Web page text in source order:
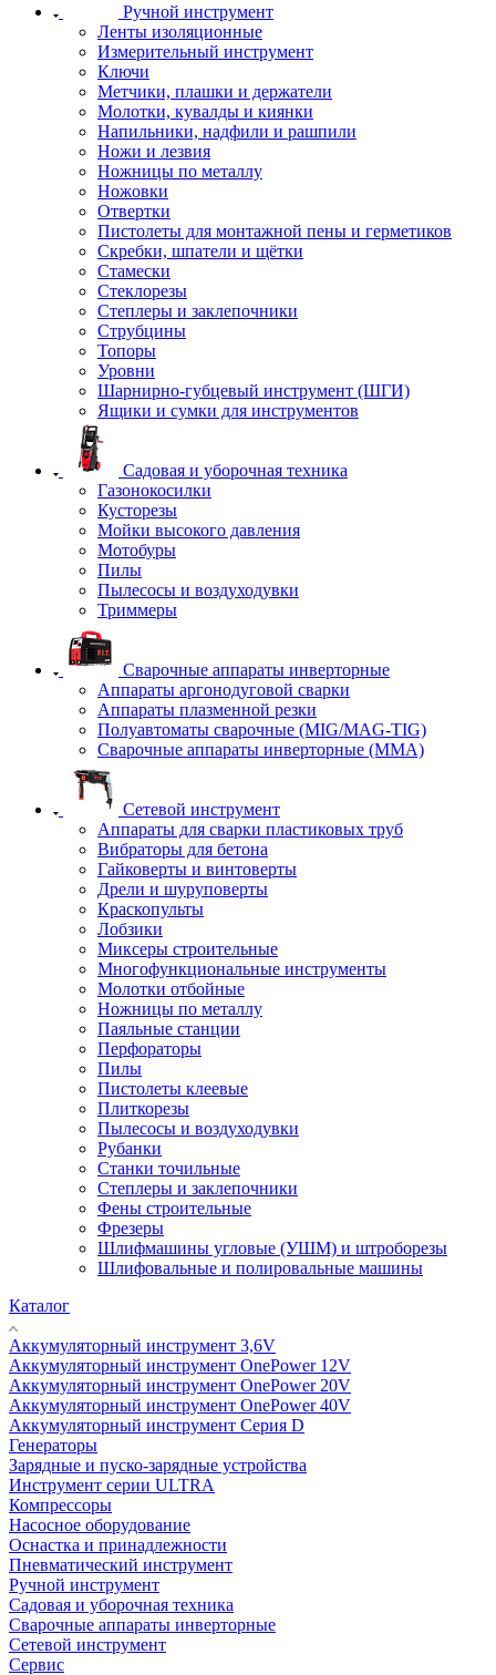
Ручной инструмент
Ленты изоляционные
Измерительный инструмент
Ключи
Метчики, плашки и держатели
Молотки, кувалды и киянки
Напильники, надфили и рашпили
Ножи и лезвия
Ножницы по металлу
Ножовки
Отвертки
Пистолеты для монтажной пены и герметиков
Скребки, шпатели и щётки
Стамески
Стеклорезы
Степлеры и заклепочники
Струбцины
Топоры
Уровни
Шарнирно-губцевый инструмент (ШГИ)
Ящики и сумки для инструментов
Садовая и уборочная техника
Газонокосилки
Кусторезы
Мойки высокого давления
Мотобуры
Пилы
Пылесосы и воздуходувки
Триммеры
Сварочные аппараты инверторные
Аппараты аргонодуговой сварки
Аппараты плазменной резки
Полуавтоматы сварочные (MIG/MAG-TIG)
Сварочные аппараты инверторные (ММА)
Сетевой инструмент
Аппараты для сварки пластиковых труб
Вибраторы для бетона
Гайковерты и винтоверты
Дрели и шуруповерты
Краскопульты
Лобзики
Миксеры строительные
Многофункциональные инструменты
Молотки отбойные
Ножницы по металлу
Паяльные станции
Перфораторы
Пилы
Пистолеты клеевые
Плиткорезы
Пылесосы и воздуходувки
Рубанки
Станки точильные
Степлеры и заклепочники
Фены строительные
Фрезеры
Шлифмашины угловые (УШМ) и штроборезы
Шлифовальные и полировальные машины
Каталог
Аккумуляторный инструмент 3,6V
Аккумуляторный инструмент OnePower 12V
Аккумуляторный инструмент OnePower 20V
Аккумуляторный инструмент OnePower 40V
Аккумуляторный инструмент Серия D
Генераторы
Зарядные и пуско-зарядные устройства
Инструмент серии ULTRA
Компрессоры
Насосное оборудование
Оснастка и принадлежности
Пневматический инструмент
Ручной инструмент
Садовая и уборочная техника
Сварочные аппараты инверторные
Сетевой инструмент
Сервис